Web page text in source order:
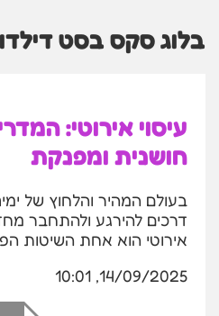
בלוג סקס בסט
עיסוי אירוטי:
חושנית ומפנקת
בעולם המהיר והלחוץ של
דרכים להירגע ולהתחבר
אירוטי הוא אחת השיטות
14/09/2025, 10:01